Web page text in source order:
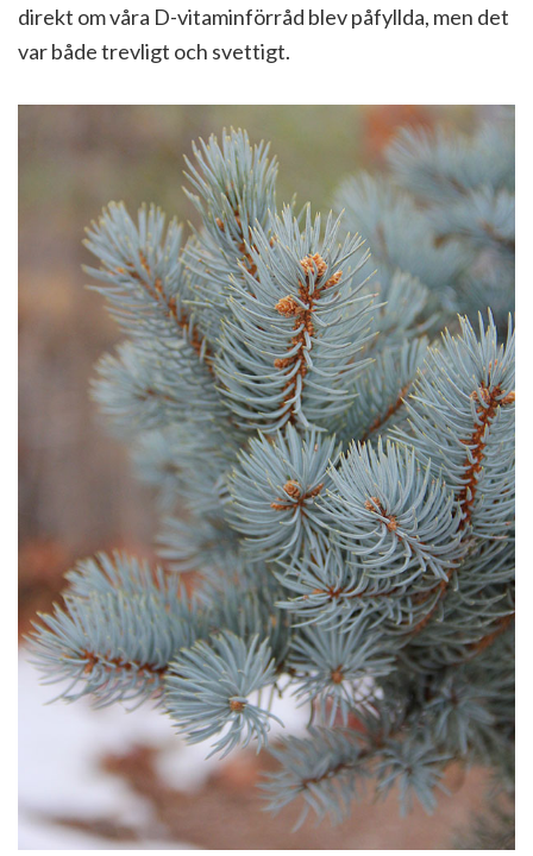
direkt om våra D-vitaminförråd blev påfyllda, men det
var både trevligt och svettigt.